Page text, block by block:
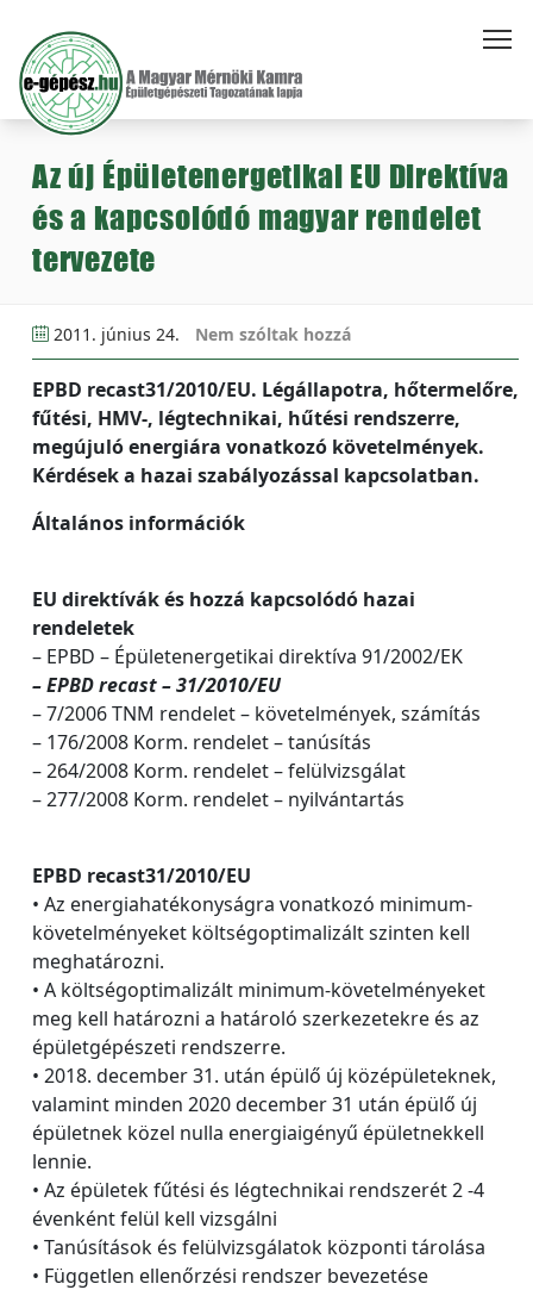
Az új Épületenergetikai EU Direktíva
és a kapcsolódó magyar rendelet
tervezete
2011. június 24. Nem szóltak hozzá
EPBD recast31/2010/EU. Légállapotra, hőtermelőre,
fűtési, HMV-, légtechnikai, hűtési rendszerre,
megújuló energiára vonatkozó követelmények.
Kérdések a hazai szabályozással kapcsolatban.
Általános információk
EU direktívák és hozzá kapcsolódó hazai
rendeletek
– EPBD – Épületenergetikai direktíva 91/2002/EK
– EPBD recast – 31/2010/EU
– 7/2006 TNM rendelet – követelmények, számítás
– 176/2008 Korm. rendelet – tanúsítás
– 264/2008 Korm. rendelet – felülvizsgálat
– 277/2008 Korm. rendelet – nyilvántartás
EPBD recast31/2010/EU
• Az energiahatékonyságra vonatkozó minimum-
követelményeket költségoptimalizált szinten kell
meghatározni.
• A költségoptimalizált minimum-követelményeket
meg kell határozni a határoló szerkezetekre és az
épületgépészeti rendszerre.
• 2018. december 31. után épülő új középületeknek,
valamint minden 2020 december 31 után épülő új
épületnek közel nulla energiaigényű épületnekkell
lennie.
• Az épületek fűtési és légtechnikai rendszerét 2 -4
évenként felül kell vizsgálni
• Tanúsítások és felülvizsgálatok központi tárolása
• Független ellenőrzési rendszer bevezetése